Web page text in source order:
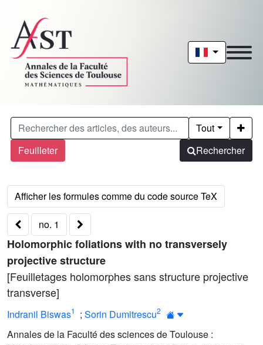
Feuilleter
Tout
Rechercher
no. 1
Holomorphic foliations with no transversely
projective structure
[Feuilletages holomorphes sans structure projective
transverse]
Indranil Biswas1 ; Sorin Dumitrescu2
Annales de la Faculté des sciences de Toulouse :